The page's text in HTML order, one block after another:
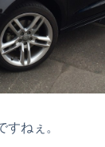
すねぇ。